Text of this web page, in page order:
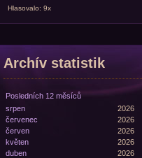
Hlasovalo: 9x
Archív statistik
Posledních 12 měsíců
srpen
2026
červenec
2026
červen
2026
květen
2026
duben
2026